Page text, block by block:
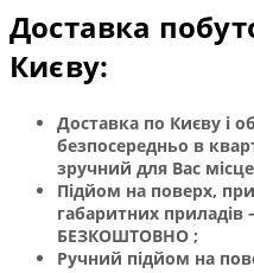
Доставка
Києву:
Доставка по Києву і
безпосередньо в
зручний для Вас
Підйом на поверх,
габаритних приладів
БЕЗКОШТОВНО ;
Ручний підйом на